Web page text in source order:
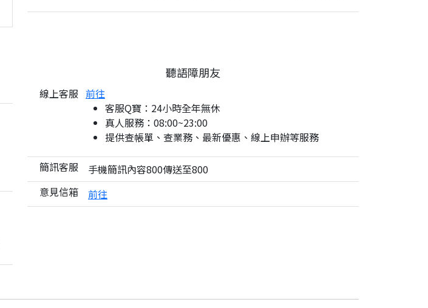
聽語障朋友
線上客服 前往
客服Q寶：24小時全年無休
真人服務：08:00~23:00
提供查帳單、查業務、最新優惠、線上申辦等服務
簡訊客服
手機簡訊內容800傳送至800
意見信箱
前往